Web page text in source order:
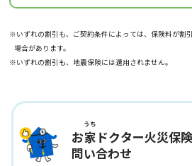
※いずれの割引も、ご契約条件によっては、保険料が割
場合があります。
※いずれの割引も、地震保険には適用されません。
お家
うち
ドクター火災保
問い合わせ